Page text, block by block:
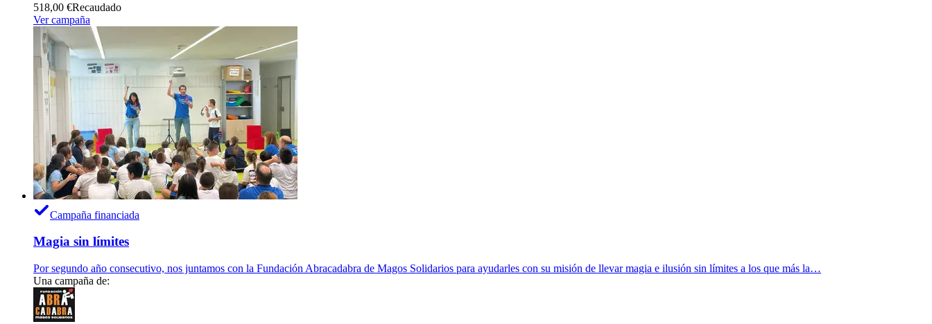
518,00 €Recaudado
Ver campaña
Campaña financiada
Magia sin límites
Por segundo año consecutivo, nos juntamos con la Fundación Abracadabra de Magos Solidarios para ayudarles con su misión de llevar magia e ilusión sin límites a los que más la…
Una campaña de: